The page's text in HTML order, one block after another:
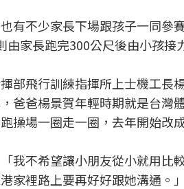
有不少家長下場跟孩子一同參
家長跑完300公尺後由小孩接
部飛行訓練指揮所上士機工長
爸爸楊景賀年輕時期就是台灣
操場一圈走一圈，去年開始改
我不希望讓小朋友從小就用比
家裡路上要再好好跟她溝通。